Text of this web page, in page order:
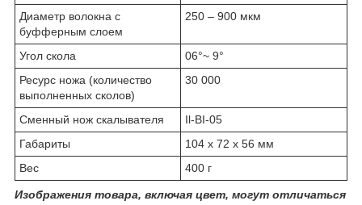
Диаметр волокна с
буфферным слоем
250 – 900 мкм
Угол скола
06°~ 9°
Ресурс ножа (количество
выполненных сколов)
30 000
Сменный нож скалывателя
Il-BI-05
Габариты
104 х 72 х 56 мм
Вес
400 г
Изображения товара, включая цвет, могут отличаться